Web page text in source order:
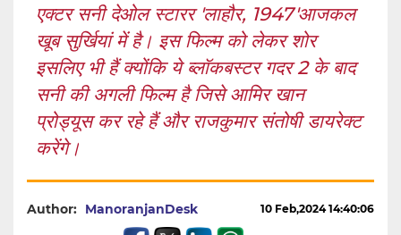
एक्टर सनी देओल स्टारर 'लाहौर, 1947'आजकल
खूब सुर्खियां में है। इस फिल्म को लेकर शोर
इसलिए भी हैं क्योंकि ये ब्लॉकबस्टर गदर 2 के बाद
सनी की अगली फिल्म है जिसे आमिर खान
प्रोड्यूस कर रहे हैं और राजकुमार संतोषी डायरेक्ट
करेंगे।
Author: ManoranjanDesk 10 Feb,2024 14:40:06